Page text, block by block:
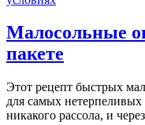
Малосольные
пакете
Этот рецепт быстрых
для самых
никакого рассола, и